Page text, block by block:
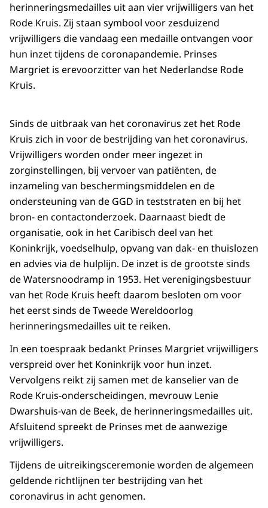
herinneringsmedailles uit aan vier vrijwilligers van het
Rode Kruis. Zij staan symbool voor zesduizend
vrijwilligers die vandaag een medaille ontvangen voor
hun inzet tijdens de coronapandemie. Prinses
Margriet is erevoorzitter van het Nederlandse Rode
Kruis.
Sinds de uitbraak van het coronavirus zet het Rode
Kruis zich in voor de bestrijding van het coronavirus.
Vrijwilligers worden onder meer ingezet in
zorginstellingen, bij vervoer van patiënten, de
inzameling van beschermingsmiddelen en de
ondersteuning van de GGD in teststraten en bij het
bron- en contactonderzoek. Daarnaast biedt de
organisatie, ook in het Caribisch deel van het
Koninkrijk, voedselhulp, opvang van dak- en thuislozen
en advies via de hulplijn. De inzet is de grootste sinds
de Watersnoodramp in 1953. Het verenigingsbestuur
van het Rode Kruis heeft daarom besloten om voor
het eerst sinds de Tweede Wereldoorlog
herinneringsmedailles uit te reiken.
In een toespraak bedankt Prinses Margriet vrijwilligers
verspreid over het Koninkrijk voor hun inzet.
Vervolgens reikt zij samen met de kanselier van de
Rode Kruis-onderscheidingen, mevrouw Lenie
Dwarshuis-van de Beek, de herinneringsmedailles uit.
Afsluitend spreekt de Prinses met de aanwezige
vrijwilligers.
Tijdens de uitreikingsceremonie worden de algemeen
geldende richtlijnen ter bestrijding van het
coronavirus in acht genomen.